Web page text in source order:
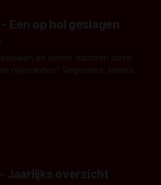
maar onheilspellends,
De Groen met ieder woord
Een op hol geslagen
en beren dachten deze
nijlpaarden? Regisseur James
Jaarlijks overzicht